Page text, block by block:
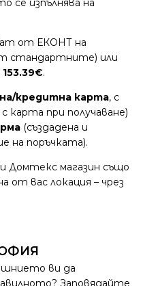
се изпълнява на
от ЕКОНТ на
стандартните) или
.
кредитна карта, с
карта при получаване)
(създадена и
на поръчката).
Домтекс магазин също
от вас локация – чрез
ви да
Заповядайте